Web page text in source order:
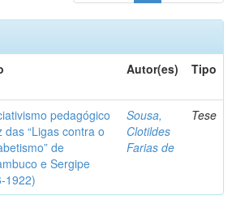
Autor(es) Tipo
pedagógico
das “Ligas contra o
de
e Sergipe
1922)
Sousa,
Clotildes
Farias de
Tese